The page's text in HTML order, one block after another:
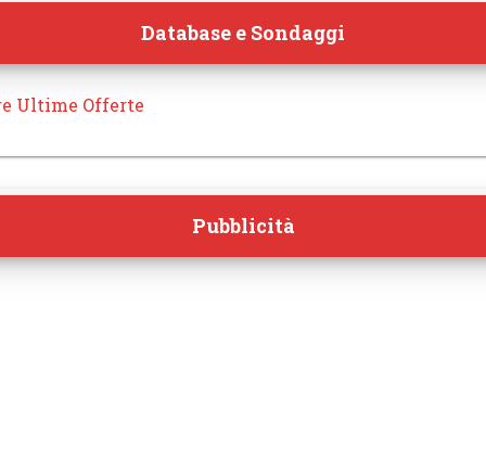
Database e Sondaggi
Ultime Offerte
Pubblicità